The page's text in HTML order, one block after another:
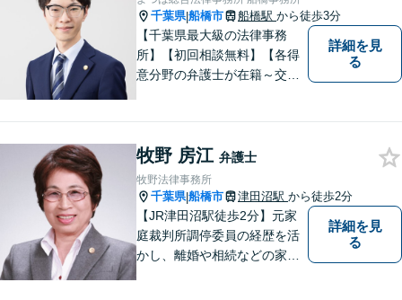
千葉県|船橋市 船橋駅 から徒歩3分
【千葉県最大級の法律事務
所】【初回相談無料】【各得
意分野の弁護士が在籍～交通
詳細を見
る
牧野 房江 弁護士
牧野法律事務所
千葉県|船橋市 津田沼駅 から徒歩2分
【JR津田沼駅徒歩2分】元家
庭裁判所調停委員の経歴を活
かし、離婚や相続などの家事
詳細を見
る